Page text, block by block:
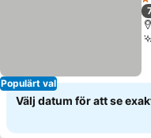
Populärt val
3
Välj datum för att se